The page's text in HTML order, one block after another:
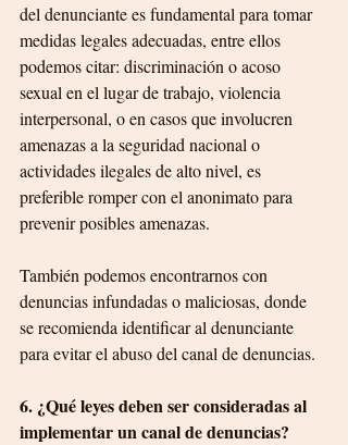
del denunciante es fundamental para tomar
medidas legales adecuadas, entre ellos
podemos citar: discriminación o acoso
sexual en el lugar de trabajo, violencia
interpersonal, o en casos que involucren
amenazas a la seguridad nacional o
actividades ilegales de alto nivel, es
preferible romper con el anonimato para
prevenir posibles amenazas.
También podemos encontrarnos con
denuncias infundadas o maliciosas, donde
se recomienda identificar al denunciante
para evitar el abuso del canal de denuncias.
6. ¿Qué leyes deben ser consideradas al
implementar un canal de denuncias?